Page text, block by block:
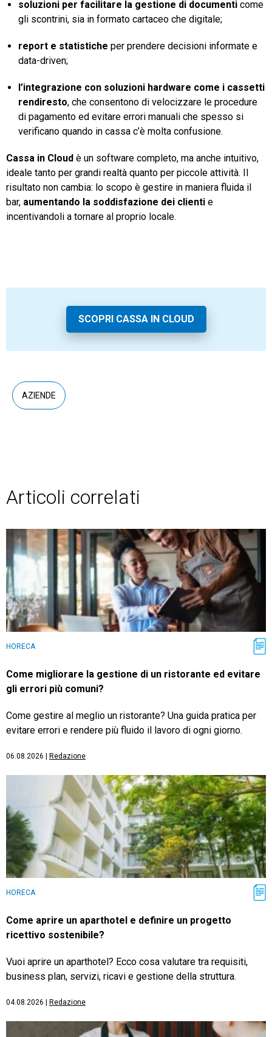
soluzioni per facilitare la gestione di documenti come
gli scontrini, sia in formato cartaceo che digitale;
report e statistiche per prendere decisioni informate e
data-driven;
l’integrazione con soluzioni hardware come i cassetti
rendiresto, che consentono di velocizzare le procedure
di pagamento ed evitare errori manuali che spesso si
verificano quando in cassa c’è molta confusione.
Cassa in Cloud è un software completo, ma anche intuitivo,
ideale tanto per grandi realtà quanto per piccole attività. Il
risultato non cambia: lo scopo è gestire in maniera fluida il
bar, aumentando la soddisfazione dei clienti e
incentivandoli a tornare al proprio locale.
SCOPRI CASSA IN CLOUD
AZIENDE
Articoli correlati
HORECA
Come migliorare la gestione di un ristorante ed evitare
gli errori più comuni?
Come gestire al meglio un ristorante? Una guida pratica per
evitare errori e rendere più fluido il lavoro di ogni giorno.
06.08.2026 Redazione
HORECA
Come aprire un aparthotel e definire un progetto
ricettivo sostenibile?
Vuoi aprire un aparthotel? Ecco cosa valutare tra requisiti,
business plan, servizi, ricavi e gestione della struttura.
04.08.2026 Redazione